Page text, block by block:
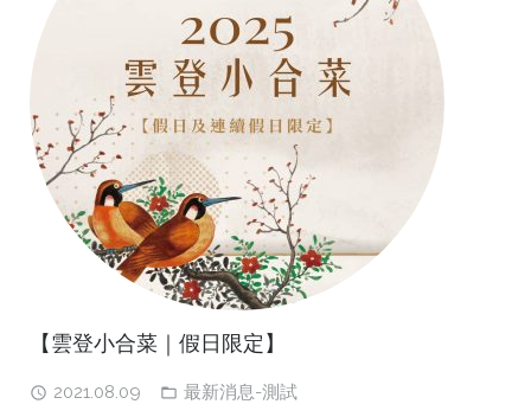
【雲登小合菜｜假日限定】
2021.08.09 最新消息-測試